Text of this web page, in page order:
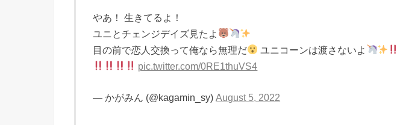
やあ！ 生きてるよ！
ユニとチェンジデイズ見たよ
目の前で恋人交換って俺なら無理だ
ユニコーンは渡さないよ
pic.twitter.com/0RE1thuVS4
— かがみん (@kagamin_sy)August 5, 2022